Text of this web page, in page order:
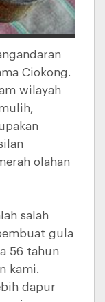
Ciokong.
wilayah
olahan
salah
gula
56 tahun
kami.
dapur